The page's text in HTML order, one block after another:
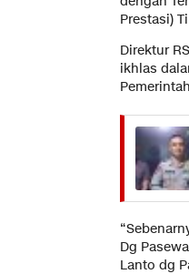
Prestasi)
Direktur
ikhlas
Dg
Lanto dg